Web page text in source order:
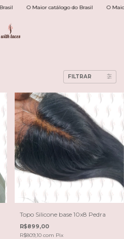
do Brasil O Maior catálogo do Brasil
FILTRAR
Topo Silicone base 10x8 Pedra
R$899,00
R$809,10 com Pix